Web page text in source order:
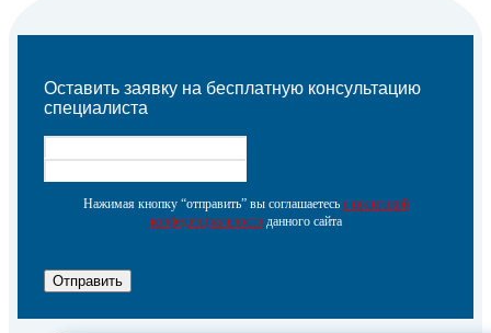
Оставить заявку на бесплатную консультацию
специалиста
Нажимая кнопку “отправить” вы соглашаетесь с политикой
конфеденциальностиданного сайта
Отправить